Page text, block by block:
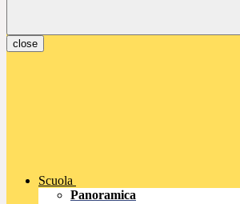
close
Scuola
Panoramica